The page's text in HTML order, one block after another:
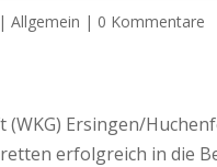
|Allgemein | 0 Kommentare
Ersingen/
erfolgreich in die